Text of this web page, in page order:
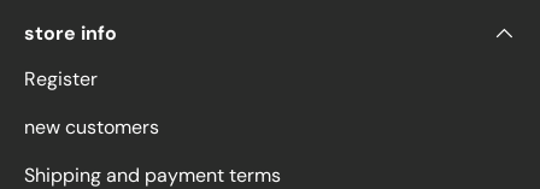
store info
Register
new customers
Shipping and payment terms